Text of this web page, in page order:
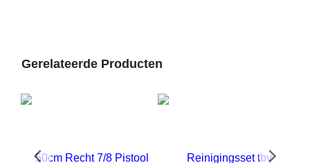
Gerelateerde Producten